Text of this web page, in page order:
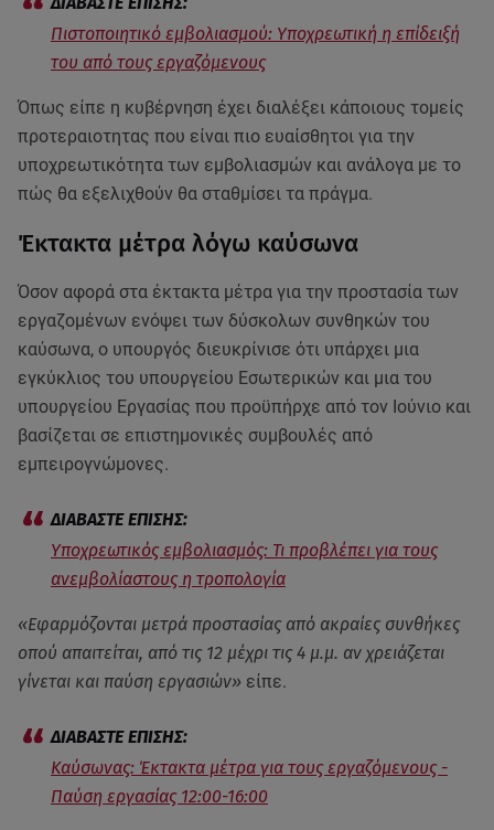
Πιστοποιητικό εμβολιασμού: Υποχρεωτική η επίδειξή
του από τους εργαζόμενους
Όπως είπε η κυβέρνηση έχει διαλέξει κάποιους τομείς
προτεραιοτητας που είναι πιο ευαίσθητοι για την
υποχρεωτικότητα των εμβολιασμών και ανάλογα με το
πώς θα εξελιχθούν θα σταθμίσει τα πράγμα.
Έκτακτα μέτρα λόγω καύσωνα
Όσον αφορά στα έκτακτα μέτρα για την προστασία των
εργαζομένων ενόψει των δύσκολων συνθηκών του
καύσωνα, ο υπουργός διευκρίνισε ότι υπάρχει μια
εγκύκλιος του υπουργείου Εσωτερικών και μια του
υπουργείου Εργασίας που προϋπήρχε από τον Ιούνιο και
βασίζεται σε επιστημονικές συμβουλές από
εμπειρογνώμονες.
Υποχρεωτικός εμβολιασμός: Τι προβλέπει για τους
ανεμβολίαστους η τροπολογία
«Εφαρμόζονται μετρά προστασίας από ακραίες συνθήκες
οπού απαιτείται, από τις 12 μέχρι τις 4 μ.μ. αν χρειάζεται
γίνεται και παύση εργασιών» είπε.
Καύσωνας: Έκτακτα μέτρα για τους εργαζόμενους -
Παύση εργασίας 12:00-16:00